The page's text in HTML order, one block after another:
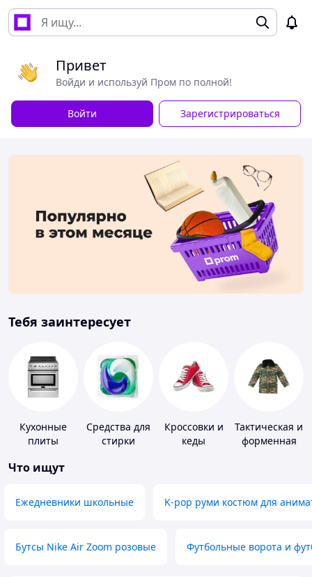
Привет
Войди и используй Пром по полной!
Войти Зарегистрироваться
Тебя заинтересует
Кухонные
плиты
Средства для
стирки
Кроссовки и
кеды
Тактическая и
форменная
Что ищут
Ежедневники школьные K-pop руми костюм для
Бутсы Nike Air Zoom розовые Футбольные ворота и